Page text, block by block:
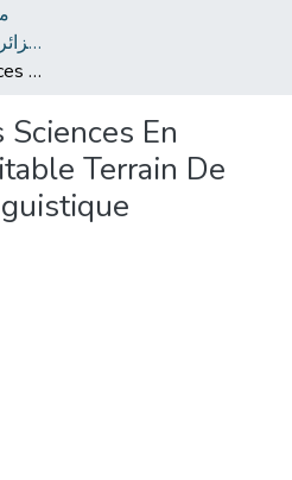
RASDL المجلة الجزائرية لعلوم اللسان
Le Domaine Des Sciences En Algérie : Un Véritable Terrain De Concurrence Linguistique
En
Terrain De